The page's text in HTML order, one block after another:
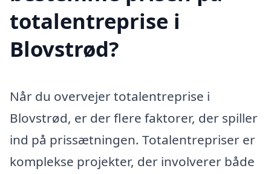
totalentreprise i
Blovstrød?
Når du overvejer totalentreprise i
Blovstrød, er der flere faktorer, der spiller
ind på prissætningen. Totalentrepriser er
komplekse projekter, der involverer både